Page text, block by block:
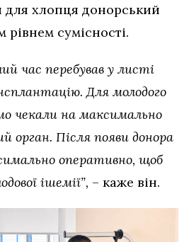
хлопця донорський
сумісності.
час перебував у листі
Для молодого
чекали на максимально
орган. Після появи донора
оперативно, щоб
ішемії”, – каже він.